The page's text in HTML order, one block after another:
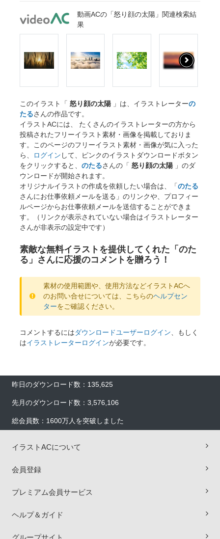
動画ACの「怒り顔の太陽」関連検索結
果
このイラスト「 怒り顔の太陽 」は、イラストレーターの
たるさんの作品です。
イラストACには、 たくさんのイラストレーターの方から
投稿されたフリーイラスト素材・画像を掲載しておりま
す。このページのフリーイラスト素材・画像が気に入った
ら、
ログイン して、ピンクのイラストダウンロードボタン
をクリックすると、 のたるさんの「 怒り顔の太陽 」のダ
ウンロードが開始されます。
オリジナルイラストの作成を依頼したい場合は、「のたる
さんにお仕事依頼メールを送る」のリンクや、プロフィー
ルページからお仕事依頼メールを送信することができま
す。（リンクが表示されていない場合はイラストレーター
さんが非表示の設定中です）
素敵な無料イラストを提供してくれた「のた
る」さんに応援のコメントを贈ろう！
素材の使用範囲や、使用方法などイラストACへ
のお問い合せについては、こちらのヘルプセン
ターをご確認ください。
コメントするにはダウンロードユーザーログイン 、もしく
はイラストレーターログインが必要です。
昨日のダウンロード数：135,625
先月のダウンロード数：3,576,106
総会員数：1600万人を突破しました
イラストACについて
会員登録
プレミアム会員サービス
ヘルプ＆ガイド
グループサイト